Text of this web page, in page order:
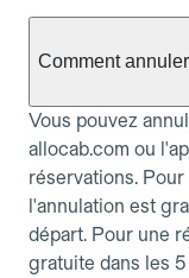
Comment
Vous pouvez
allocab.com ou
réservations.
l'annulation est
départ. Pour une
gratuite dans les